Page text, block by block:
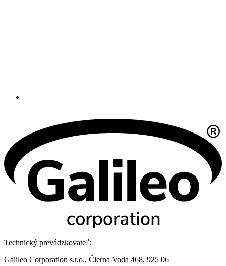
Technický prevádzkovateľ:
Galileo Corporation s.r.o., Čierna Voda 468, 925 06